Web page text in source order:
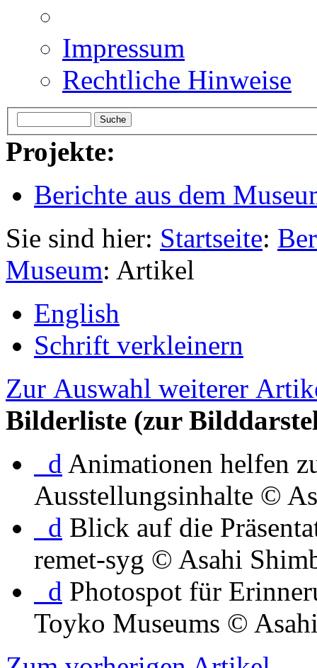
Impressum
Rechtliche Hinweise
Projekte:
Berichte aus dem
Sie sind hier: Startseite:
Museum: Artikel
English
Schrift verkleinern
Zur Auswahl weiterer
Bilderliste (zur
d Animationen helfen
Ausstellungsinhalte ©
d Blick auf die
remet-syg © Asahi
d Photospot für
Toyko Museums ©